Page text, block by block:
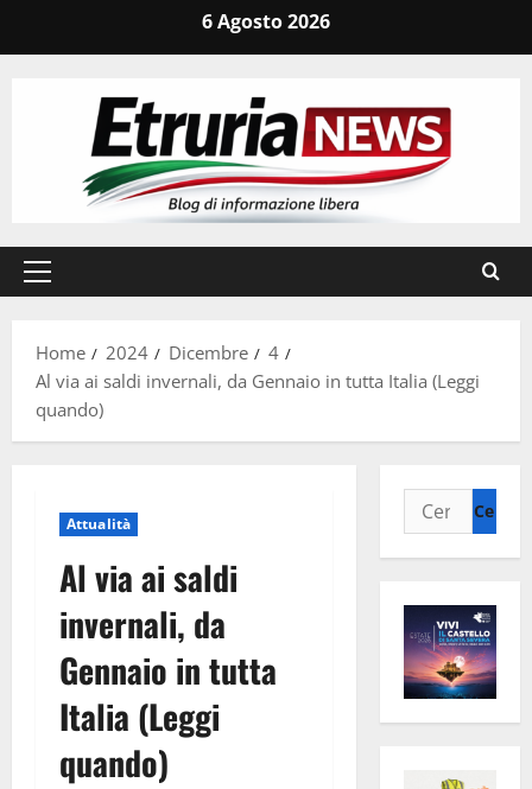
6 Agosto 2026
Menu
Home
2024 Dicembre
4
Al via ai saldi invernali, da Gennaio in tutta Italia (Leggi
quando)
Attualità
Al via ai saldi
invernali, da
Gennaio in tutta
Italia (Leggi
quando)
Ricerca
per: